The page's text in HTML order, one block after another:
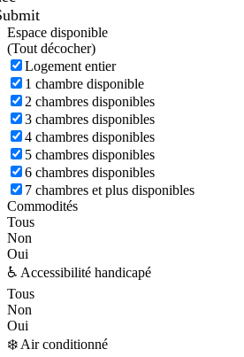
Espace disponible
(Tout décocher)
Logement entier
1 chambre disponible
2 chambres disponibles
3 chambres disponibles
4 chambres disponibles
5 chambres disponibles
6 chambres disponibles
7 chambres et plus disponibles
Commodités
Tous
Non
Oui
♿ Accessibilité handicapé
Tous
Non
Oui
❄️ Air conditionné